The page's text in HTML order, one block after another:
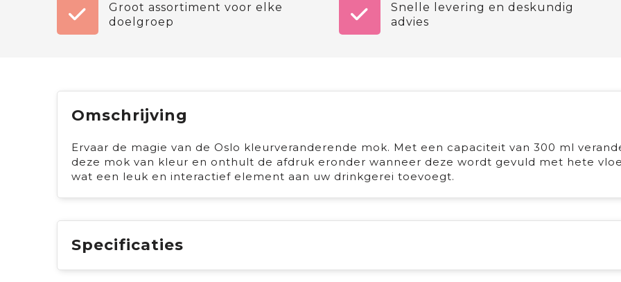
Groot assortiment voor elke
doelgroep
Snelle levering en deskundig
advies
Omschrijving
Ervaar de magie van de Oslo kleurveranderende mok. Met een capaciteit van 300 ml
deze mok van kleur en onthult de afdruk eronder wanneer deze wordt gevuld met hete
wat een leuk en interactief element aan uw drinkgerei toevoegt.
Specificaties